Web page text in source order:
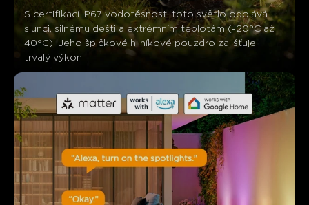
S certifikací IP67 vodotěsnosti toto světlo odolává
slunci, silnému dešti a extrémním teplotám (-20°C až
40°C). Jeho špičkové hliníkové pouzdro zajišťuje
trvalý výkon.